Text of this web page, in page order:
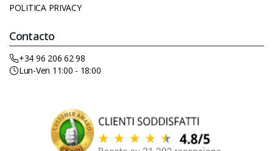
POLITICA PRIVACY
Contacto
+34 96 206 62 98
Lun-Ven 11:00 - 18:00